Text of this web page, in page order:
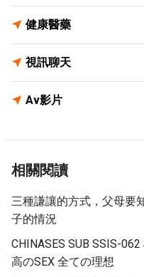
健康醫藥
視訊聊天
Av影片
相關閱讀
三種謙讓的方式，父母要
子的情況
CHINASES SUB SSIS-
高のSEX 全ての理想